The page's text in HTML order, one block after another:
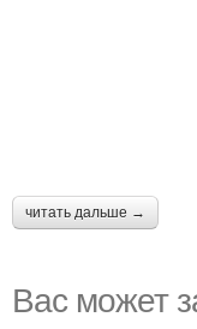
читать дальше →
Вас может